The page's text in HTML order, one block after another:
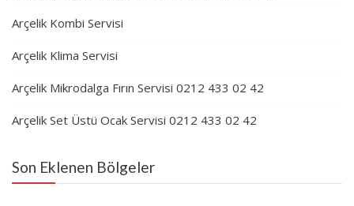
Arçelik Kombi Servisi
Arçelik Klima Servisi
Arçelik Mikrodalga Fırın Servisi 0212 433 02 42
Arçelik Set Üstü Ocak Servisi 0212 433 02 42
Son Eklenen Bölgeler